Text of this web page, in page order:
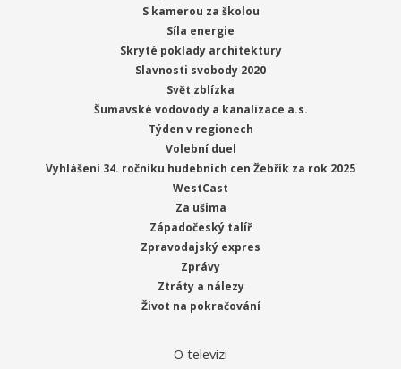
S kamerou za školou
Síla energie
Skryté poklady architektury
Slavnosti svobody 2020
Svět zblízka
Šumavské vodovody a kanalizace a.s.
Týden v regionech
Volební duel
Vyhlášení 34. ročníku hudebních cen Žebřík za rok 2025
WestCast
Za ušima
Západočeský talíř
Zpravodajský expres
Zprávy
Ztráty a nálezy
Život na pokračování
O televizi